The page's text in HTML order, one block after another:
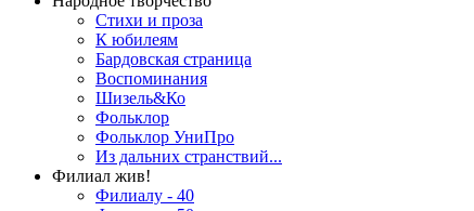
Стихи и проза
К юбилеям
Бардовская страница
Воспоминания
Шизель&Ко
Фольклор
Фольклор УниПро
Из дальних странствий...
Филиал жив!
Филиалу - 40